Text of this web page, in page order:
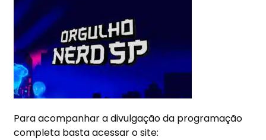
Para acompanhar a divulgação da programação
completa basta acessar o site: